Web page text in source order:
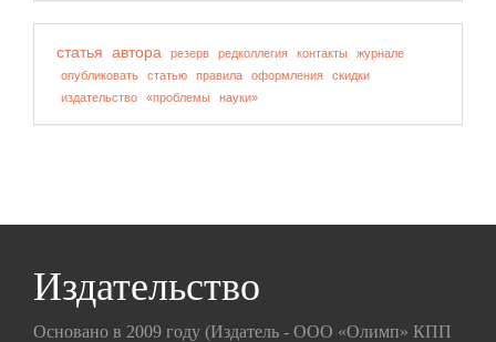
статья автора резерв редколлегия контакты
журнале
опубликовать
статью правила оформления
скидки
издательство
«проблемы науки»
Издательство
Основано в 2009 году (Издатель - ООО «Олимп» КПП